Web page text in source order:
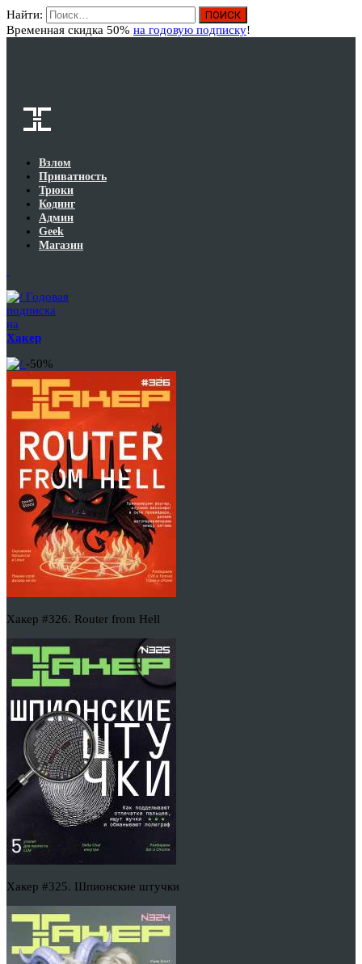
Найти:
Временная скидка 50% на годовую подписку!
Взлом
Приватность
Трюки
Кодинг
Админ
Geek
Магазин
Годовая
подписка
на
Хакер
-50%
Хакер #326. Router from Hell
Хакер #325. Шпионские штучки